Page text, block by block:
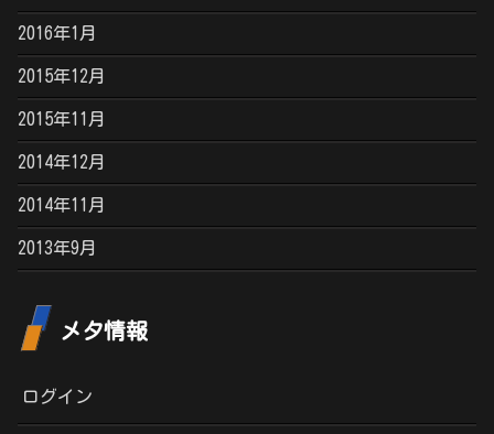
2016年1月
2015年12月
2015年11月
2014年12月
2014年11月
2013年9月
メタ情報
ログイン